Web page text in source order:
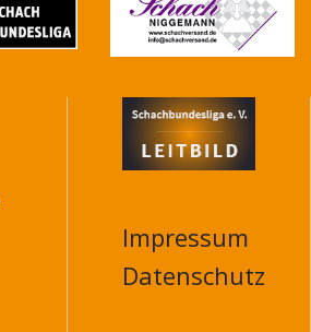
Impressum
Datenschutz